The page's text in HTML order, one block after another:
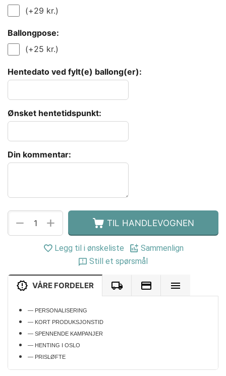
(+29 kr.)
Ballongpose:
(+25 kr.)
Hentedato ved fylt(e) ballong(er):
Ønsket hentetidspunkt:
Din kommentar:
+
− TIL HANDLEVOGNEN
Legg til i ønskeliste
Sammenlign
Still et spørsmål
VÅRE FORDELER
— PERSONALISERING
— KORT PRODUKSJONSTID
— SPENNENDE KAMPANJER
— HENTING I OSLO
— PRISLØFTE